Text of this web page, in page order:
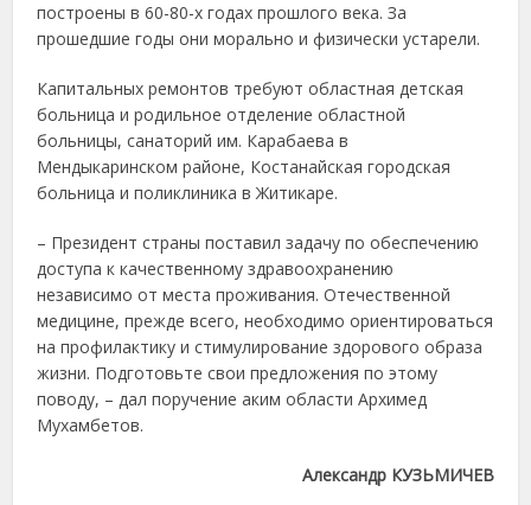
построены в 60-80-х годах прошлого века. За
прошедшие годы они морально и физически устарели.
Капитальных ремонтов требуют областная детская
больница и родильное отделение областной
больницы, санаторий им. Карабаева в
Мендыкаринском районе, Костанайская городская
больница и поликлиника в Житикаре.
– Президент страны поставил задачу по обеспечению
доступа к качественному здравоохранению
независимо от места проживания. Отечественной
медицине, прежде всего, необходимо ориентироваться
на профилактику и стимулирование здорового образа
жизни. Подготовьте свои предложения по этому
поводу, – дал поручение аким области Архимед
Мухамбетов.
Александр КУЗЬМИЧЕВ